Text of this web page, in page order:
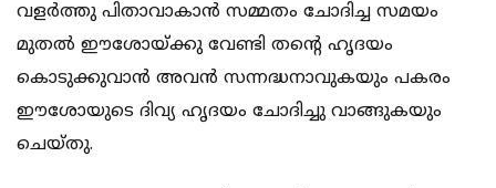
വളര്‍ത്തു പിതാവാകാന്‍ സമ്മതം ചോദിച്ച സമയം
മുതല്‍ ഈശോയ്ക്കു വേണ്ടി തന്റെ ഹൃദയം
കൊടുക്കുവാന്‍ അവന്‍ സന്നദ്ധനാവുകയും പകരം
ഈശോയുടെ ദിവ്യ ഹൃദയം ചോദിച്ചു വാങ്ങുകയും
ചെയ്തു.